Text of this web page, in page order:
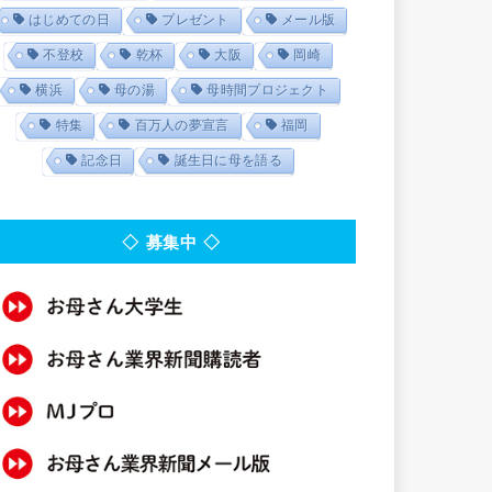
はじめての日 プレゼント メール版
不登校 乾杯 大阪 岡崎
横浜 母の湯 母時間プロジェクト
特集 百万人の夢宣言 福岡
記念日 誕生日に母を語る
◇ 募集中 ◇